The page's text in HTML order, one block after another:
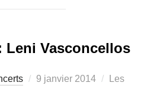
Leni Vasconcellos
9 janvier 2014
Les